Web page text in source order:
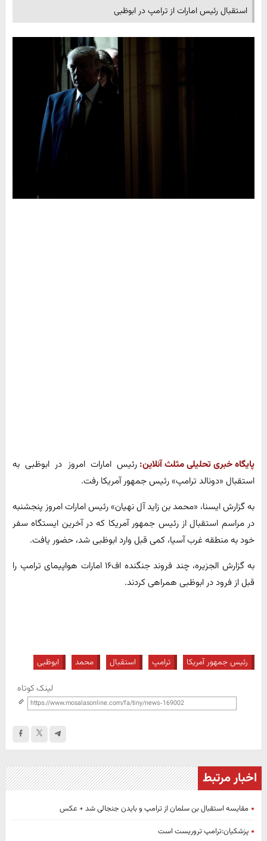
استقبال رئیس امارات از ترامپ در ابوظبی
پایگاه خبری تحلیلی مثلث آنلاین: ​رئیس امارات امروز در ابوظبی به
استقبال «دونالد ترامپ» رئیس جمهور آمریکا رفت.
به گزارش ایسنا، «محمد بن زاید آل نهیان» رئیس امارات امروز پنجشنبه
در مراسم استقبال از رئیس جمهور آمریکا که در آخرین ایستگاه سفر
خود به منطقه غرب آسیا، کمی قبل وارد ابوظبی شد، حضور یافت.
به گزارش الجزیره، چند فروند جنگنده اف۱۶ امارات هواپیمای ترامپ را
قبل از فرود در ابوظبی همراهی کردند.
رئیس جمهور آمریکا ترامپ استقبال محمد ابوظبی
لینک کوتاه
اخبار مرتبط
مقایسه استقبال بن سلمان از ترامپ و بایدن جنجالی شد + عکس
پزشکیان:ترامپ تروریست است